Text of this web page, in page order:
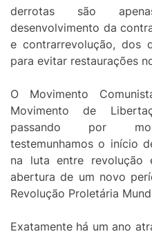
derrotas são
desenvolvimento da
e contrarrevolução, dos
para evitar restaurações
O Movimento
Movimento de
passando por
testemunhamos o início
na luta entre revolução
abertura de um novo
Revolução Proletária
Exatamente há um ano